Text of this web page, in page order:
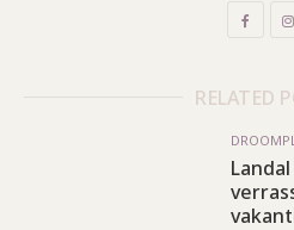
RELATED